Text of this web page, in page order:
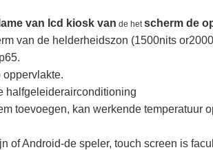
van lcd kiosk van de hetscherm de
van de helderheidszon (1500nits
oppervlakte.
halfgeleiderairconditioning
toevoegen, kan werkende temperatuur
of Android-de speler, touch screen is